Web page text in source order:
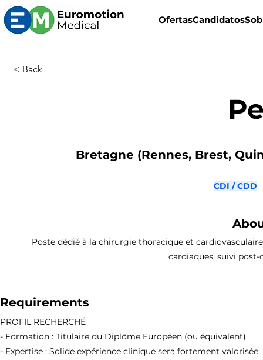
OfertasCandidatos
< Back
Bretagne (Rennes, Brest,
CDI / CDD
Poste dédié à la chirurgie thoracique et
cardiaques, suivi
Requirements
PROFIL RECHERCHÉ
- Formation : Titulaire du Diplôme Européen (ou équivalent).
- Expertise : Solide expérience clinique sera fortement valorisée.